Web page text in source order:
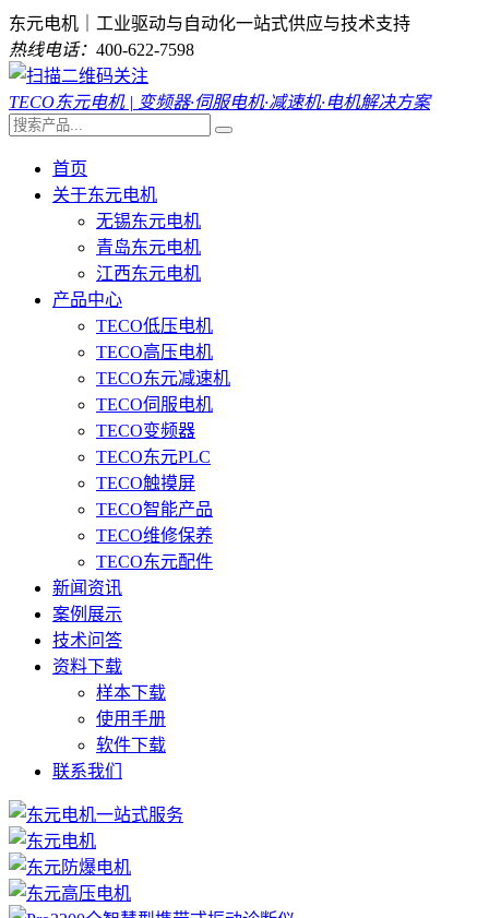
东元电机｜工业驱动与自动化一站式供应与技术支持
热线电话： 400-622-7598
TECO东元电机 | 变频器·伺服电机·减速机·电机解决方案
首页
关于东元电机
无锡东元电机
青岛东元电机
江西东元电机
产品中心
TECO低压电机
TECO高压电机
TECO东元减速机
TECO伺服电机
TECO变频器
TECO东元PLC
TECO触摸屏
TECO智能产品
TECO维修保养
TECO东元配件
新闻资讯
案例展示
技术问答
资料下载
样本下载
使用手册
软件下载
联系我们